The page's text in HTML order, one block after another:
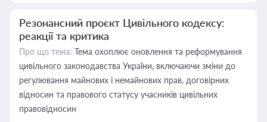
Резонансний проєкт Цивільного кодексу:
реакції та критика
Про що тема: Тема охоплює оновлення та реформування
цивільного законодавства України, включаючи зміни до
регулювання майнових і немайнових прав, договірних
відносин та правового статусу учасників цивільних
правовідносин